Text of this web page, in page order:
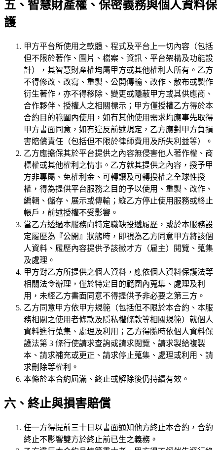
五、智慧財產權、保密義務與個人資料保
護
甲方平台所使用之軟體、程式及平台上一切內容（包括
但不限於著作、圖片、檔案、資訊、平台架構及功能設
計），其智慧財產權均屬甲方或其他權利人所有。乙方
不得修改、改寫、重製、公開傳輸、改作、散布或製作
衍生著作，亦不得移除、變更或隱蔽甲方或其供應商、
合作夥伴、授權人之相關標示；甲方僅授權乙方得於本
合約目的範圍內使用，如有其他使用需求均應事先取得
甲方書面同意，如有違反前述規定，乙方應對甲方負損
害賠償責任（包括但不限於律師費用及所失利益等）。
乙方應擔保其於平台提供之內容無侵害他人著作權、商
標權或其他權利之情事。乙方就其提供之內容，授予甲
方非專屬、免權利金、可轉讓及可轉授權之全球性授
權，得為提供平台服務之目的予以使用、重製、改作、
編輯、儲存、展示或傳輸；縱乙方停止使用服務或終止
帳戶，前述授權不受影響。
當乙方透過本服務向特定職缺投遞履歷，或於本服務設
定履歷為『公開』狀態時，即視為乙方同意甲方將該個
人資料、履歷內容提供予該徵才方（雇主）閱覽、蒐集
及處理。
甲方對乙方所提供之個人資料，應依個人資料保護法等
相關法令辦理，僅於特定目的範圍內蒐集、處理及利
用，未經乙方書面同意不得提供予非必要之第三方。
乙方同意甲方依甲方規範（包括但不限於本合約、本服
務相關之使用者條款及隱私權條款等相關規範）就個人
資料進行蒐集、處理及利用；乙方得隨時依個人資料保
護法第 3 條行使請求查詢或請求閱覽、請求製給複製
本、請求補充或更正、請求停止蒐集、處理或利用、請
求刪除等權利。
本條於本合約屆滿、終止或解除後仍持續有效。
六、終止與損害賠償
任一方得提前三十日以書面通知他方終止本合約，合約
終止不影響雙方於終止前已生之義務。